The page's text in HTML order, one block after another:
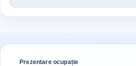
Prezentare ocupație